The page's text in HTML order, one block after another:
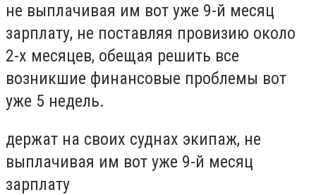
не выплачивая им вот уже 9-й месяц
зарплату, не поставляя провизию около
2-х месяцев, обещая решить все
возникшие финансовые проблемы вот
уже 5 недель.
держат на своих суднах экипаж, не
выплачивая им вот уже 9-й месяц
зарплату